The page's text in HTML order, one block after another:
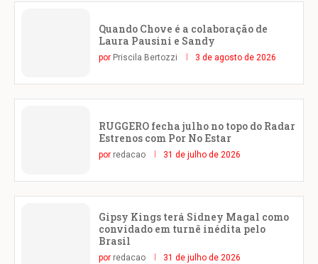
Quando Chove é a colaboração de
Laura Pausini e Sandy
por Priscila Bertozzi 3 de agosto de 2026
RUGGERO fecha julho no topo do Radar
Estrenos com Por No Estar
por redacao 31 de julho de 2026
Gipsy Kings terá Sidney Magal como
convidado em turnê inédita pelo
Brasil
por redacao 31 de julho de 2026